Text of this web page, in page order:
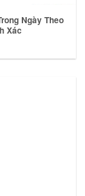
Ngày Theo
Xác